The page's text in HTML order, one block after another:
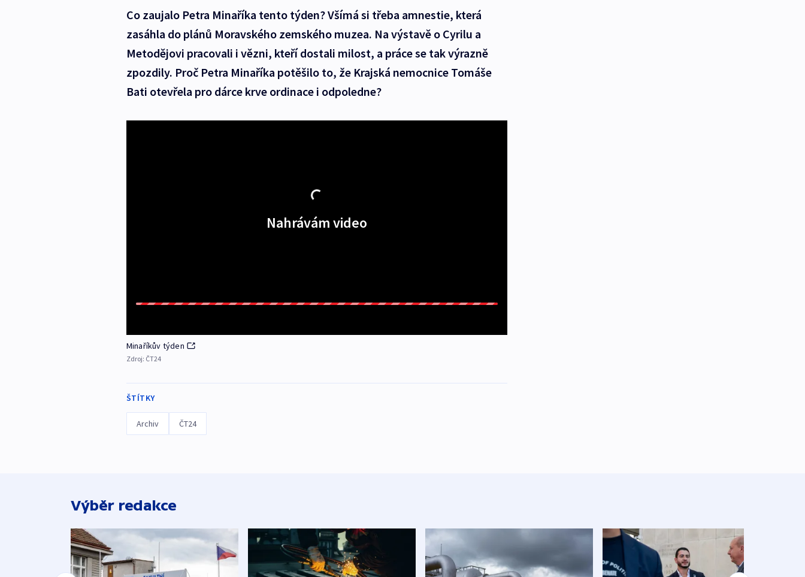
Co zaujalo Petra Minaříka tento týden? Všímá si třeba amnestie, která
zasáhla do plánů Moravského zemského muzea. Na výstavě o Cyrilu a
Metodějovi pracovali i vězni, kteří dostali milost, a práce se tak výrazně
zpozdily. Proč Petra Minaříka potěšilo to, že Krajská nemocnice Tomáše
Bati otevřela pro dárce krve ordinace i odpoledne?
Nahrávám video
Minaříkův týden
Zdroj: ČT24
ŠTÍTKY
Archiv ČT24
Výběr redakce